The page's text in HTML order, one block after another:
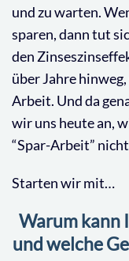
und zu warten.
sparen, dann tut
den
über Jahre
Arbeit. Und da
wir uns heute an,
“Spar-Arbeit”
Starten wir mit…
Warum kann
und welche